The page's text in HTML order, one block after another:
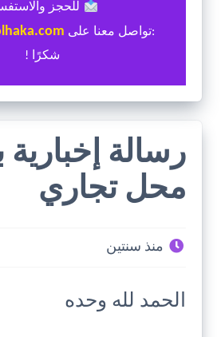
للحجز
:تواصل معنا على
شكرًا !
رسالة إخبارية
محل تجاري
منذ سنتين
الحمد لله وحده